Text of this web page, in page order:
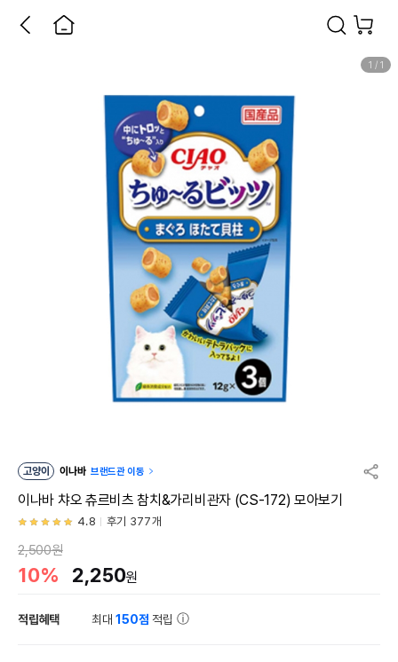
1 / 1
고양이 이나바 브랜드관 이동
이나바 챠오 츄르비츠 참치&가리비관자 (CS-172) 모아보기
4.8 후기 377개
2,500원
10% 2,250원
적립혜택 최대150점 적립